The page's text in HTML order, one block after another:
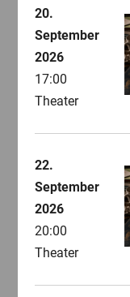
20.
September
2026
17:00
Theater
22.
September
2026
20:00
Theater